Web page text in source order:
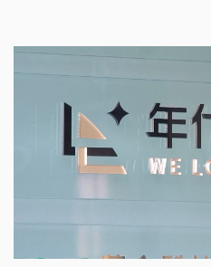
團，旅客到機場後才被告